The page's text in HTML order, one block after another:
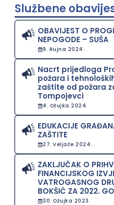
Službene
OBAVIJEST O
NEPOGODE – SUŠA
9. Rujna 2024.
Nacrt prijedloga
požara i
zaštite od požara
Tompojevci
4. Ožujka 2024.
EDUKACIJE
ZAŠTITE
27. Veljače 2024.
ZAKLJUČAK O
FINANCIJSKOG
VATROGASNOG
BOKŠIĆ ZA 2022.
30. Ožujka 2023.